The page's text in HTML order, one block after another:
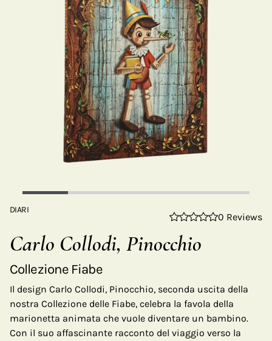
DIARI
0 Reviews
Carlo Collodi, Pinocchio
Collezione Fiabe
Il design Carlo Collodi, Pinocchio, seconda uscita della
nostra Collezione delle Fiabe, celebra la favola della
marionetta animata che vuole diventare un bambino.
Con il suo affascinante racconto del viaggio verso la